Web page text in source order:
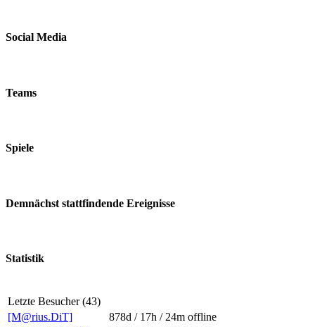
Social Media
Teams
Spiele
Demnächst stattfindende Ereignisse
Statistik
Letzte Besucher (43)
[M@rius.DiT]
878d / 17h / 24m offline